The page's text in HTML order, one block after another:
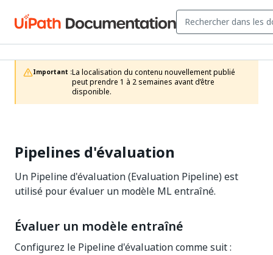
Important :La localisation du contenu nouvellement publié
peut prendre 1 à 2 semaines avant d’être
disponible.
Pipelines d'évaluation
Un Pipeline d'évaluation (Evaluation Pipeline) est
utilisé pour évaluer un modèle ML entraîné.
Évaluer un modèle entraîné
Configurez le Pipeline d'évaluation comme suit :